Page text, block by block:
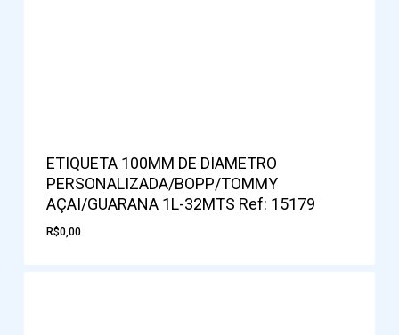
ETIQUETA 100MM DE DIAMETRO
PERSONALIZADA/BOPP/TOMMY
AÇAI/GUARANA 1L-32MTS Ref: 15179
R$0,00